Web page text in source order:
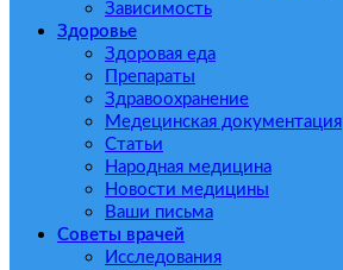
Зависимость
Здоровье
Здоровая еда
Препараты
Здравоохранение
Медецинская документация
Статьи
Народная медицина
Новости медицины
Ваши письма
Советы врачей
Исследования